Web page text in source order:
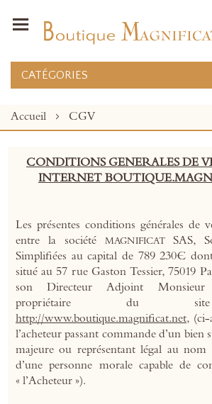
CATÉGORIES
Accueil CGV
CONDITIONS GENERALES DE
INTERNET
Les présentes conditions générales de
entre la société
MAGNIFICAT SAS,
Simplifiées au capital de 789 230€
situé au 57 rue Gaston Tessier, 75019
son Directeur Adjoint
propriétaire du
http://www.boutique.magnificat.net, (ci-
l’acheteur passant commande d’un bien
majeure ou représentant légal au
d’une personne morale capable de
« l’Acheteur »).